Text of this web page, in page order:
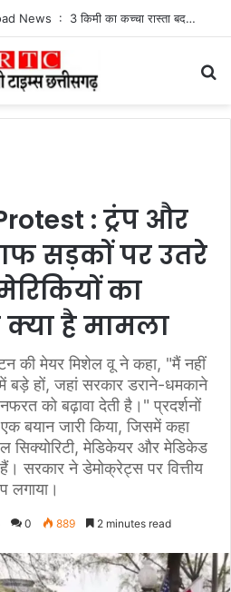
Baramkela Rangadih Road News : 3 किमी का कच्चा रास्ता बदहाल, बारिश में फंसे रंगाडीह के ग्रामीण
: ट्रंप और
सड़कों पर उतरे
का
क्या है मामला
की मेयर मिशेल वू ने कहा, "मैं नहीं
बड़े हों, जहां सरकार डराने-धमकाने
को बढ़ावा देती है।" प्रदर्शनों
बयान जारी किया, जिसमें कहा
सिक्योरिटी, मेडिकेयर और मेडिकेड
हैं। सरकार ने डेमोक्रेट्स पर वित्तीय
लगाया।
0 889 2 minutes read